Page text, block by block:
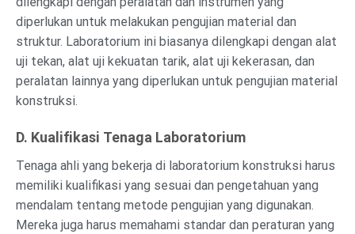
diperlukan untuk melakukan pengujian material dan
struktur. Laboratorium ini biasanya dilengkapi dengan alat
uji tekan, alat uji kekuatan tarik, alat uji kekerasan, dan
peralatan lainnya yang diperlukan untuk pengujian material
konstruksi.
D. Kualifikasi Tenaga Laboratorium
Tenaga ahli yang bekerja di laboratorium konstruksi harus
memiliki kualifikasi yang sesuai dan pengetahuan yang
mendalam tentang metode pengujian yang digunakan.
Mereka juga harus memahami standar dan peraturan yang